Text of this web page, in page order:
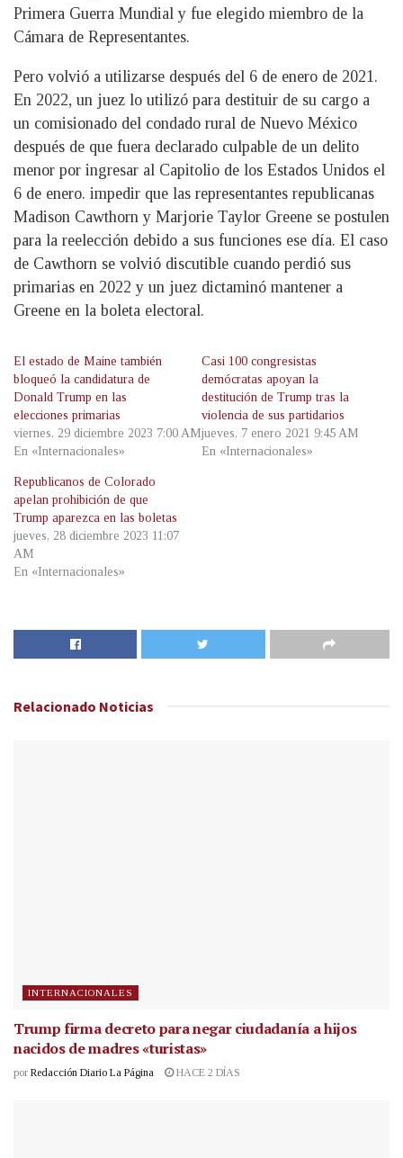
Primera Guerra Mundial y fue elegido miembro de la
Cámara de Representantes.
Pero volvió a utilizarse después del 6 de enero de 2021.
En 2022, un juez lo utilizó para destituir de su cargo a
un comisionado del condado rural de Nuevo México
después de que fuera declarado culpable de un delito
menor por ingresar al Capitolio de los Estados Unidos el
6 de enero. impedir que las representantes republicanas
Madison Cawthorn y Marjorie Taylor Greene se postulen
para la reelección debido a sus funciones ese día. El caso
de Cawthorn se volvió discutible cuando perdió sus
primarias en 2022 y un juez dictaminó mantener a
Greene en la boleta electoral.
El estado de Maine también
bloqueó la candidatura de
Donald Trump en las
elecciones primarias
viernes, 29 diciembre 2023 7:00 AM
En «Internacionales»
Casi 100 congresistas
demócratas apoyan la
destitución de Trump tras la
violencia de sus partidarios
jueves, 7 enero 2021 9:45 AM
En «Internacionales»
Republicanos de Colorado
apelan prohibición de que
Trump aparezca en las boletas
jueves, 28 diciembre 2023 11:07
AM
En «Internacionales»
Relacionado Noticias
INTERNACIONALES
Trump firma decreto para negar ciudadanía a hijos
nacidos de madres «turistas»
por Redacción Diario La Página HACE 2 DÍAS